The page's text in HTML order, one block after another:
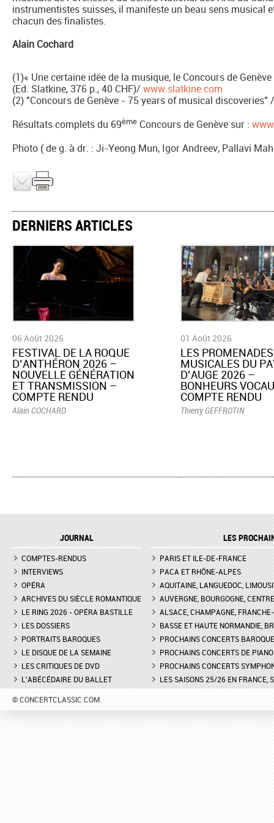
instrumentistes suisses, il manifeste un beau sens musical
chacun des finalistes.
Alain Cochard
(1)« Une certaine idée de la musique, le Concours de
(Ed. Slatkine, 376 p., 40 CHF)/ www.slatkine.com
(2) "Concours de Genève - 75 years of musical
Résultats complets du 69ème Concours de Genève sur :
Photo ( de g. à dr. : Ji-Yeong Mun, Igor Andreev, Pallavi
DERNIERS ARTICLES
06 Août 2026
​FESTIVAL DE LA ROQUE
D’ANTHÉRON 2026 –
NOUVELLE GÉNÉRATION
ET TRANSMISSION –
COMPTE RENDU
Alain COCHARD
01 Août 2026
LES PROMENADES
MUSICALES DU
D’AUGE 2026 –
BONHEURS
COMPTE RENDU
Thierry GEFFROTIN
JOURNAL
COMPTES-RENDUS
INTERVIEWS
OPÉRA
ARCHIVES DU SIÈCLE ROMANTIQUE
LE RING 2026 - OPÉRA BASTILLE
LES DOSSIERS
PORTRAITS BAROQUES
LE DISQUE DE LA SEMAINE
LES CRITIQUES DE DVD
L'ABÉCÉDAIRE DU BALLET
LES
PARIS ET ILE-DE-FRANCE
PACA ET RHÔNE-ALPES
AQUITAINE, LANGUEDOC,
AUVERGNE, BOURGOGNE, CENTRE
ALSACE, CHAMPAGNE,
BASSE ET HAUTE NORMANDIE,
PROCHAINS CONCERTS
PROCHAINS CONCERTS DE PIANO
PROCHAINS CONCERTS
LES SAISONS 25/26 EN FRANCE,
© CONCERTCLASSIC.COM